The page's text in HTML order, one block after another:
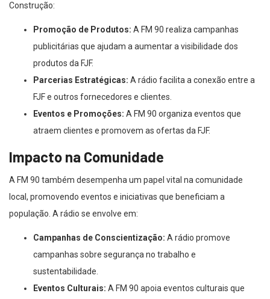
Construção:
Promoção de Produtos: A FM 90 realiza campanhas
publicitárias que ajudam a aumentar a visibilidade dos
produtos da FJF.
Parcerias Estratégicas: A rádio facilita a conexão entre a
FJF e outros fornecedores e clientes.
Eventos e Promoções: A FM 90 organiza eventos que
atraem clientes e promovem as ofertas da FJF.
Impacto na Comunidade
A FM 90 também desempenha um papel vital na comunidade
local, promovendo eventos e iniciativas que beneficiam a
população. A rádio se envolve em:
Campanhas de Conscientização: A rádio promove
campanhas sobre segurança no trabalho e
sustentabilidade.
Eventos Culturais: A FM 90 apoia eventos culturais que